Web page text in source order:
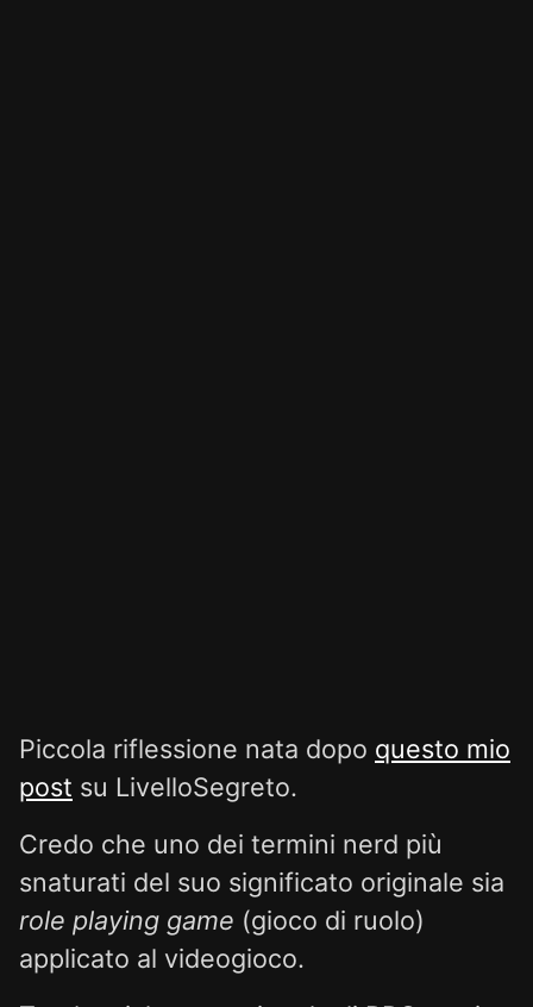
Piccola riflessione nata dopo questo mio
post su LivelloSegreto.
Credo che uno dei termini nerd più
snaturati del suo significato originale sia
role playing game (gioco di ruolo)
applicato al videogioco.